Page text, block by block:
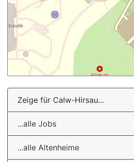
Zeige für Calw-Hirsau...
...alle Jobs
...alle Altenheime